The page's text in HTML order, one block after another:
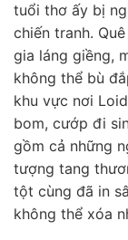
tuổi thơ ấy bị
chiến tranh.
gia láng giềng,
không thể bù
khu vực nơi
bom, cướp đi
gồm cả những
tượng tang
tột cùng đã in
không thể xóa